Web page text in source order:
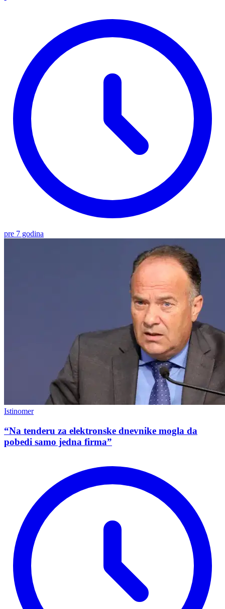
pre 7 godina
Istinomer
“Na tenderu za elektronske dnevnike mogla da
pobedi samo jedna firma”